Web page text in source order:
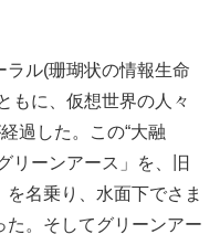
ラル(珊瑚状の情報生命
もに、仮想世界の人々
過した。この“大融
リーンアース」を、旧
名乗り、水面下でさま
た。そしてグリーンアー